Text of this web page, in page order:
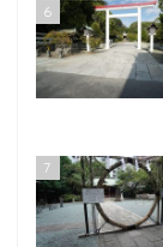
6
7